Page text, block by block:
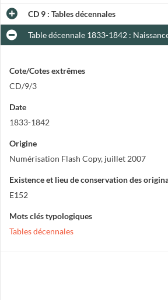
CD 9 : Tables décennales
Table décennale 1833-1842 :
Cote/Cotes extrêmes
CD/9/3
Date
1833-1842
Origine
Numérisation Flash Copy, juillet 2007
Existence et lieu de conservation des
E152
Mots clés typologiques
Tables décennales